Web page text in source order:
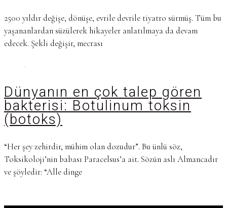
2500 yıldır değişe, dönüşe, evrile devrile tiyatro sürmüş. Tüm bu
yaşananlardan süzülerek hikayeler anlatılmaya da devam
edecek. Şekli değişir, mecrası
Dünyanın en çok talep gören
bakterisi: Botulinum toksin
(botoks)
“Her şey zehirdir, mühim olan dozudur”. Bu ünlü söz,
Toksikoloji’nin babası Paracelsus’a ait. Sözün aslı Almancadır
ve şöyledir: “Alle dinge